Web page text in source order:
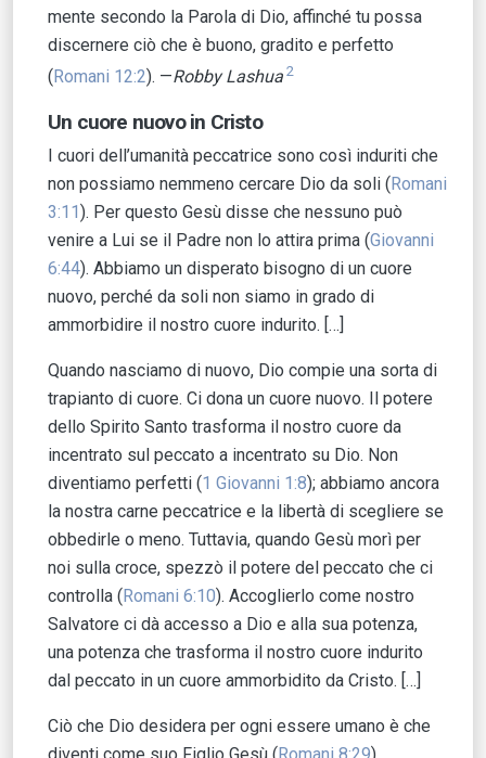
mente secondo la Parola di Dio, affinché tu possa
discernere ciò che è buono, gradito e perfetto
( Romani 12:2). —Robby Lashua 2
Un cuore nuovo in Cristo
I cuori dell’umanità peccatrice sono così induriti che
non possiamo nemmeno cercare Dio da soli ( Romani
3:11 ). Per questo Gesù disse che nessuno può
venire a Lui se il Padre non lo attira prima (Giovanni
6:44). Abbiamo un disperato bisogno di un cuore
nuovo, perché da soli non siamo in grado di
ammorbidire il nostro cuore indurito. […]
Quando nasciamo di nuovo, Dio compie una sorta di
trapianto di cuore. Ci dona un cuore nuovo. Il potere
dello Spirito Santo trasforma il nostro cuore da
incentrato sul peccato a incentrato su Dio. Non
diventiamo perfetti (1 Giovanni 1:8); abbiamo ancora
la nostra carne peccatrice e la libertà di scegliere se
obbedirle o meno. Tuttavia, quando Gesù morì per
noi sulla croce, spezzò il potere del peccato che ci
controlla ( Romani 6:10). Accoglierlo come nostro
Salvatore ci dà accesso a Dio e alla sua potenza,
una potenza che trasforma il nostro cuore indurito
dal peccato in un cuore ammorbidito da Cristo. […]
Ciò che Dio desidera per ogni essere umano è che